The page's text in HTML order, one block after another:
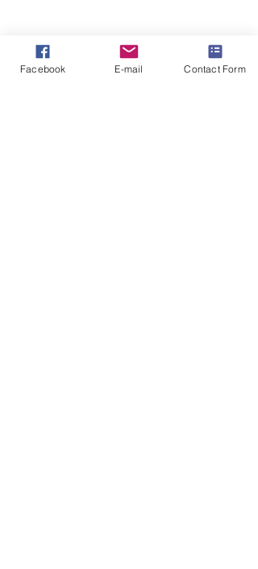
Facebook E-mail Contact Form